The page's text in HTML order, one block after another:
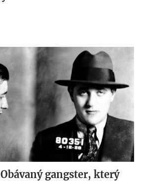
gangster, který